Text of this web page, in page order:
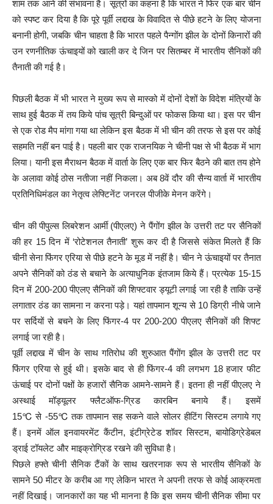
शाम तक आने की संभावना है​।​ सूत्रों का कहना है कि भारत ने ​फिर एक बार ​चीन
को स्पष्ट कर दिया है कि पूरे ​पूर्वी लद्दाख के​ विवादित से पीछे हटने के लिए योजना
बनानी होगी, जबकि चीन चाहता है कि भारत पहले​ पैन्गोंग झील के दोनों किनारों की
उन रणनीतिक ऊंचाइयों को खाली कर दे​ जिन पर सितम्बर में भारतीय सैनिकों की
तैनाती की गई है​।​
पिछली बैठक में ​भी ​भारत ने मुख्य रूप से मास्को में दोनों देशों के विदेश मंत्रियों के
साथ हुई बैठक में तय किये पांच सूत्री बिन्दुओं पर फोकस किया था। इस पर चीन
से एक रोड मैप मांगा गया था लेकिन ​इस बैठक में भी चीन की तरफ से इस ​पर कोई
सहमति नहीं बन पाई है। ​पहली बार​ ​एक राजनयिक ने चीनी पक्ष से भी बैठक में भाग
लिया।​​​ यानी इस मैराथन बैठक में वार्ता के लिए एक बार फिर बैठने की बात तय होने
के अलावा कोई ठोस नतीजा नहीं निकला। अब 8वें दौर की सैन्य वार्ता में भारतीय
प्रतिनिधिमंडल का नेतृत्व लेफ्टिनेंट जनरल पीजीके मेनन करेंगे।
चीन की पीपुल्स लिबरेशन आर्मी (पीएलए) ने पैंगोंग झील के उत्तरी तट पर सैनिकों
की हर 15 दिन में ‘रोटेशनल तैनाती’ शुरू कर दी है जिससे संकेत मिलते हैं कि
चीनी सेना फिंगर एरिया से पीछे हटने के मूड में नहीं है। चीन ने ऊंचाइयों पर तैनात
अपने सैनिकों को ठंड से बचाने के अत्याधुनिक इंतजाम किये हैं। प्रत्येक 15-15
दिन में 200-200 पीएलए सैनिकों की शिफ्टवार ड्यूटी लगाई जा रही है ताकि उन्हें
लगातार ठंड का सामना न करना पड़े। यहां तापमान शून्य से 10 डिग्री नीचे जाने
पर सर्दियों से बचने के लिए फिंगर-4 पर 200-200 पीएलए सैनिकों की शिफ्ट
लगाई जा रही है।
पूर्वी लद्दाख में चीन के साथ गतिरोध की शुरुआत पैंगोंग झील के उत्तरी तट पर
फिंगर एरिया से हुई थी। इसके बाद से ही फिंगर-4 की लगभग 18 हजार फीट
ऊंचाई पर दोनों पक्षों के हजारों सैनिक आमने-सामने हैं। इतना ही नहीं पीएलए ने
अस्थाई मॉड्यूलर फ्लैटऑफ-ग्रिड कारबिन बनाये हैं। इसमें
15℃ से -55℃ तक तापमान सह सकने वाले सोलर हीटिंग सिस्टम लगाये गए
हैं। इनमें ऑल इनवायरमेंट कैंटीन, इंटीग्रेटेड शॉवर सिस्टम, बायोडिग्रेडेबल
ड्राई टॉयलेट और माइक्रोग्रिड रखने की सुविधा है।
पिछले हफ्ते चीनी सैनिक टैंकों के साथ खतरनाक रूप से भारतीय सैनिकों के
सामने 50 मीटर के करीब आ गए लेकिन भारत ने अपनी तरफ से कोई आक्रमता
नहीं दिखाई। जानकारों का यह भी मानना है कि इस समय चीनी सैनिक सीमा पर